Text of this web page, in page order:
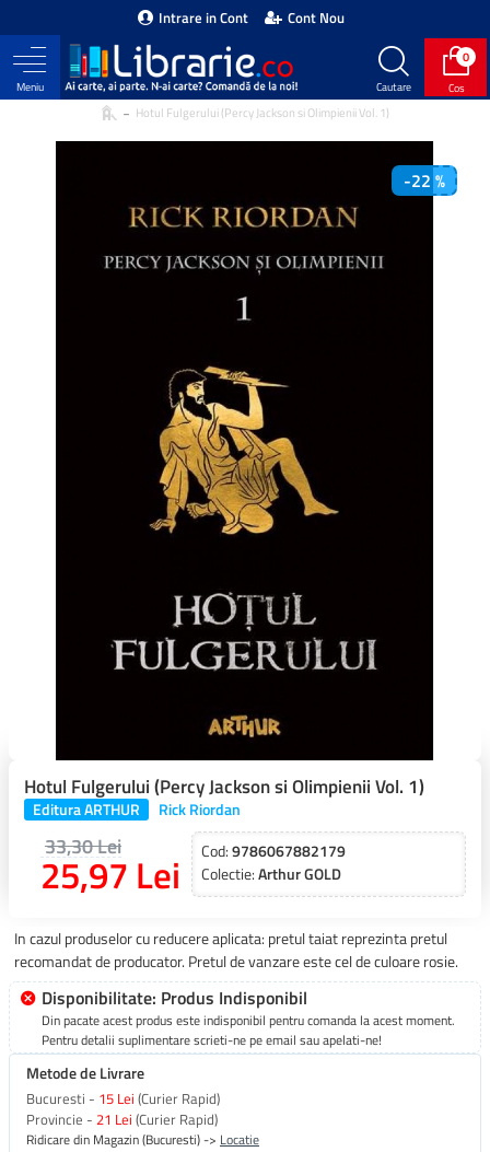
Intrare in Cont Cont Nou
0
Hotul Fulgerului (Percy Jackson si Olimpienii Vol. 1)
-22 %
Hotul Fulgerului (Percy Jackson si Olimpienii Vol. 1)
Editura ARTHUR Rick Riordan
25,97 Lei
33,30 Lei Cod:9786067882179
Colectie:Arthur GOLD
Metode de Livrare
Bucuresti - 15 Lei (Curier Rapid)
Provincie - 21 Lei (Curier Rapid)
Ridicare din Magazin (Bucuresti) -> Locatie
In cazul produselor cu reducere aplicata: pretul taiat reprezinta pretul
recomandat de producator. Pretul de vanzare este cel de culoare rosie.
Disponibilitate: Produs Indisponibil
Din pacate acest produs este indisponibil pentru comanda la acest moment.
Pentru detalii suplimentare scrieti-ne pe email sau apelati-ne!